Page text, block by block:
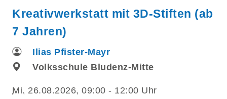
Kreativwerkstatt mit 3D-Stiften (ab
7 Jahren)
Ilias Pfister-Mayr
Volksschule Bludenz-Mitte
Mi. 26.08.2026, 09:00 - 12:00 Uhr